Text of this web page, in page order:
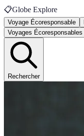
📋Globe Explore
Voyage Écoresponsable
Voyages Écoresponsables
Rechercher